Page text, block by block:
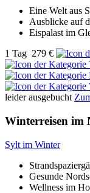
Eine Welt aus
Ausblicke auf
Eispalast im
1 Tag 279 €
leider ausgebucht
Winterreisen im
Sylt im Winter
Gesunde
Wellness im